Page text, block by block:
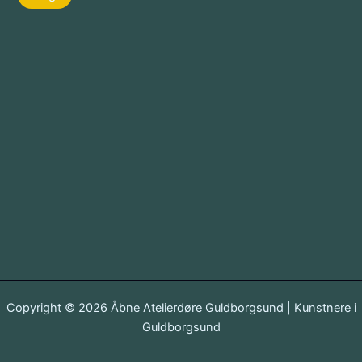
Copyright © 2026 Åbne Atelierdøre Guldborgsund | Kunstnere i
Guldborgsund